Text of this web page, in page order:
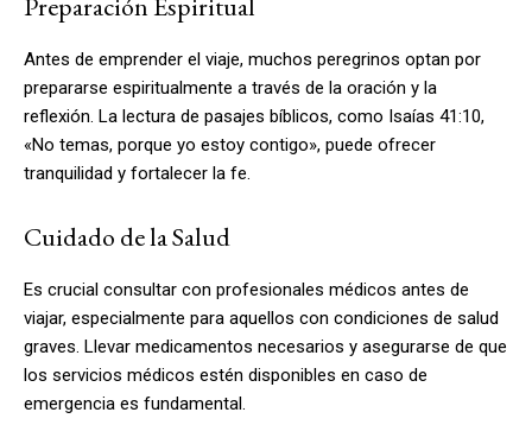
Antes de emprender el viaje, muchos peregrinos optan por
prepararse espiritualmente a través de la oración y la
reflexión. La lectura de pasajes bíblicos, como Isaías 41:10,
«No temas, porque yo estoy contigo», puede ofrecer
tranquilidad y fortalecer la fe.
Cuidado de la Salud
Es crucial consultar con profesionales médicos antes de
viajar, especialmente para aquellos con condiciones de salud
graves. Llevar medicamentos necesarios y asegurarse de que
los servicios médicos estén disponibles en caso de
emergencia es fundamental.